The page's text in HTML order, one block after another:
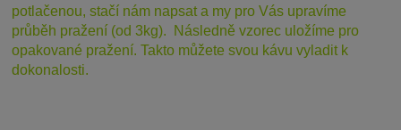
potlačenou, stačí nám napsat a my pro Vás upravíme
průběh pražení (od 3kg). Následně vzorec uložíme pro
opakované pražení. Takto můžete svou kávu vyladit k
dokonalosti.